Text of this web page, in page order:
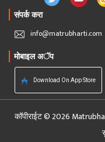
संपर्क करा
info@matrubharti.com
मोबाइल अॅप
Download On App Store
कॉपीराईट © 2026